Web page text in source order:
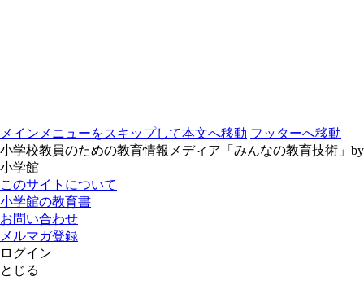
メインメニューをスキップして本文へ移動 フッターへ移動
小学校教員のための教育情報メディア「みんなの教育技術」by
小学館
このサイトについて
小学館の教育書
お問い合わせ
メルマガ登録
ログイン
とじる